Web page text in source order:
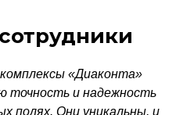
«Диаконта»
точность и надежность
полях. Они уникальны, и